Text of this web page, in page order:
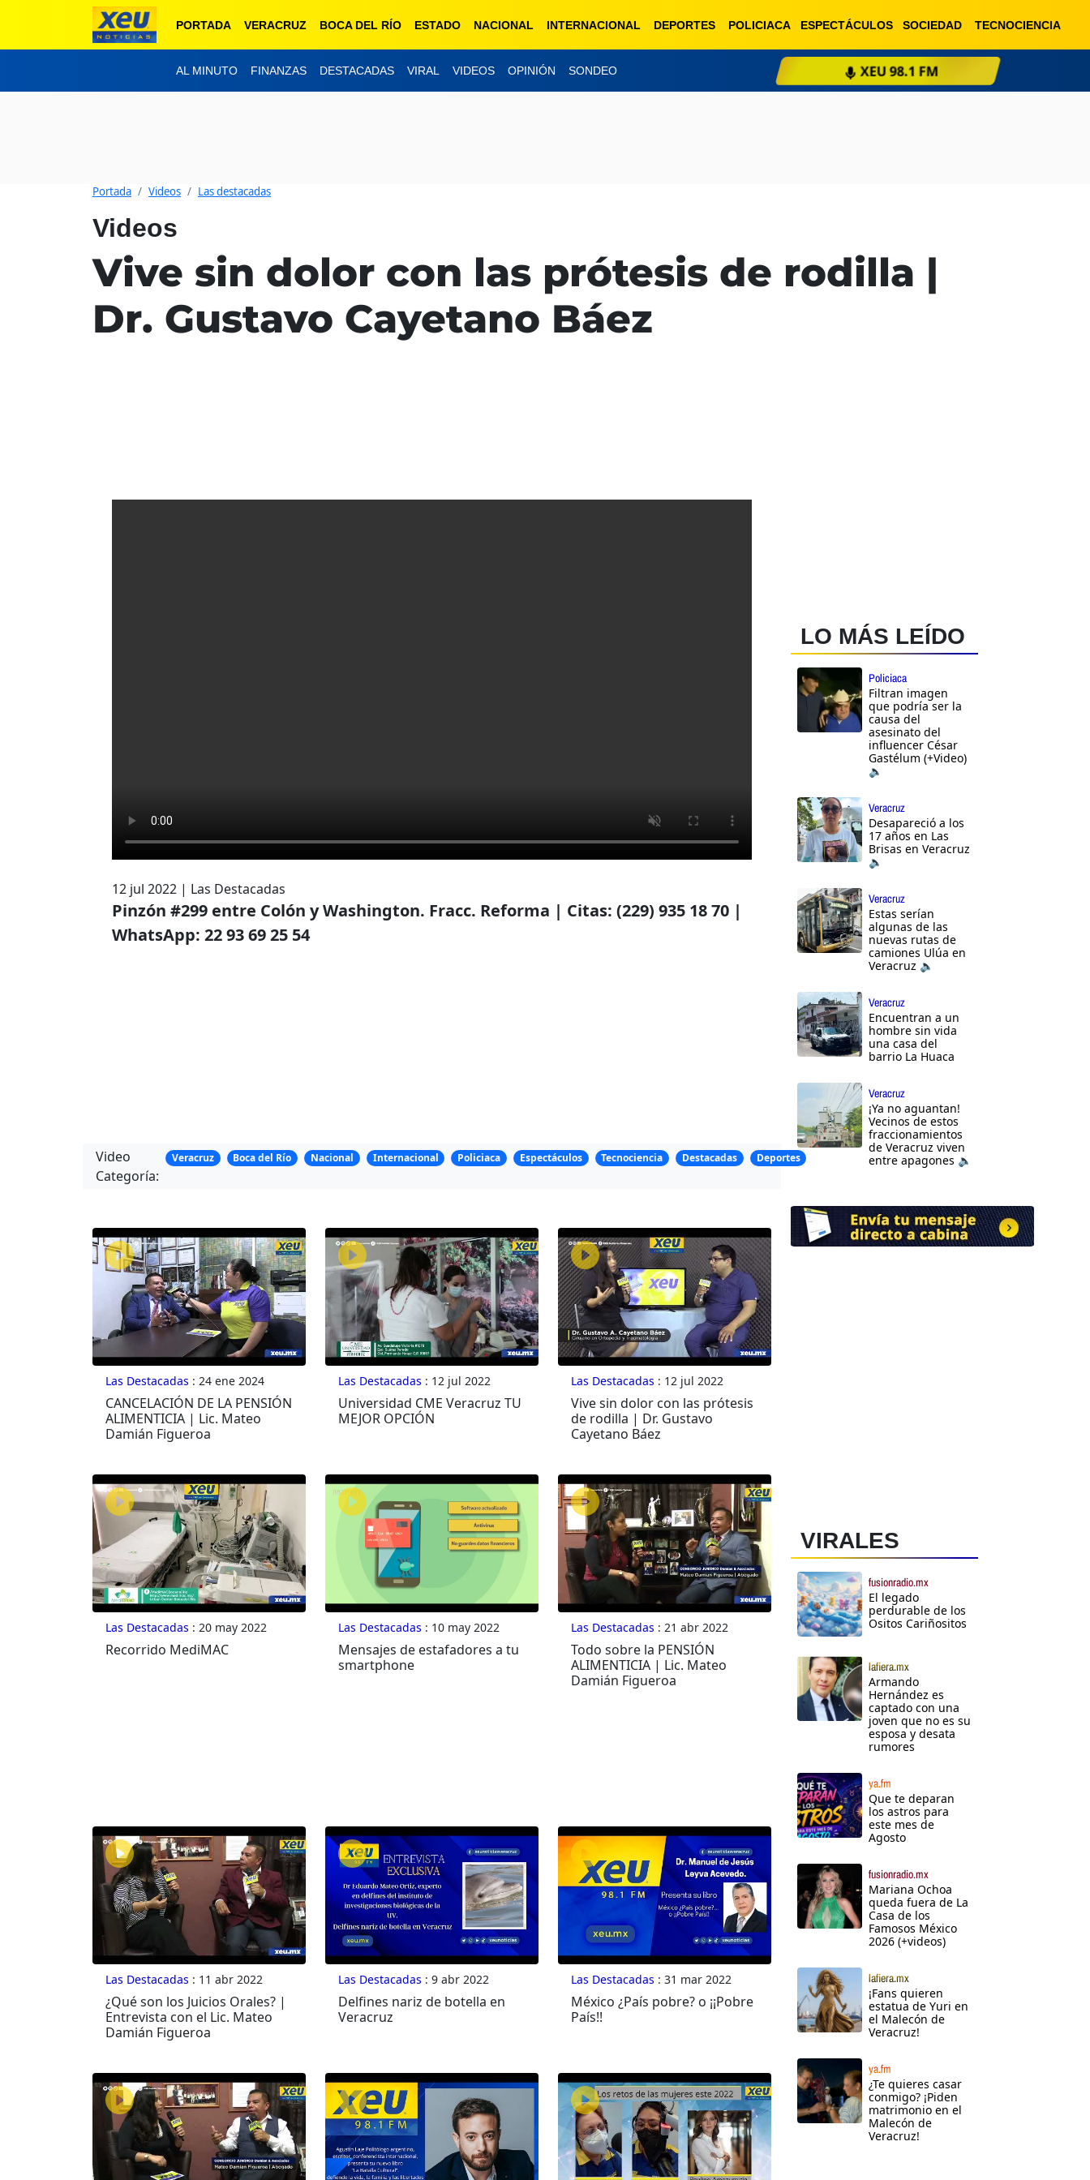
PORTADA VERACRUZ BOCA DEL RÍO ESTADO NACIONAL INTERNACIONAL DEPORTES POLICIACA ESPECTÁCULOS SOCIEDAD TECNOCIENCIA
AL MINUTO FINANZAS DESTACADAS VIRAL VIDEOS OPINIÓN SONDEO XEU 98.1 FM
Portada Videos Las destacadas
Videos
Vive sin dolor con las prótesis de rodilla |
Dr. Gustavo Cayetano Báez
12 jul 2022 | Las Destacadas
Pinzón #299 entre Colón y Washington. Fracc. Reforma | Citas: (229) 935 18 70 |
WhatsApp: 22 93 69 25 54
Video
Categoría:
Veracruz Boca del Río Nacional Internacional Policiaca Espectáculos Tecnociencia Destacadas Deportes
Las Destacadas : 24 ene 2024
CANCELACIÓN DE LA PENSIÓN
ALIMENTICIA | Lic. Mateo
Damián Figueroa
Las Destacadas : 12 jul 2022
Universidad CME Veracruz TU
MEJOR OPCIÓN
Las Destacadas : 12 jul 2022
Vive sin dolor con las prótesis
de rodilla | Dr. Gustavo
Cayetano Báez
Las Destacadas : 20 may 2022
Recorrido MediMAC
Las Destacadas : 10 may 2022
Mensajes de estafadores a tu
smartphone
Las Destacadas : 21 abr 2022
Todo sobre la PENSIÓN
ALIMENTICIA | Lic. Mateo
Damián Figueroa
Las Destacadas : 11 abr 2022
¿Qué son los Juicios Orales? |
Entrevista con el Lic. Mateo
Damián Figueroa
Las Destacadas : 9 abr 2022
Delfines nariz de botella en
Veracruz
Las Destacadas : 31 mar 2022
México ¿País pobre? o ¡¡Pobre
País!!
LO MÁS LEÍDO
Policiaca
Filtran imagen
que podría ser la
causa del
asesinato del
influencer César
Gastélum (+Video)
🔈
Veracruz
Desapareció a los
17 años en Las
Brisas en Veracruz
🔈
Veracruz
Estas serían
algunas de las
nuevas rutas de
camiones Ulúa en
Veracruz 🔈
Veracruz
Encuentran a un
hombre sin vida
una casa del
barrio La Huaca
Veracruz
¡Ya no aguantan!
Vecinos de estos
fraccionamientos
de Veracruz viven
entre apagones 🔈
VIRALES
fusionradio.mx
El legado
perdurable de los
Ositos Cariñositos
lafiera.mx
Armando
Hernández es
captado con una
joven que no es su
esposa y desata
rumores
ya.fm
Que te deparan
los astros para
este mes de
Agosto
fusionradio.mx
Mariana Ochoa
queda fuera de La
Casa de los
Famosos México
2026 (+videos)
lafiera.mx
¡Fans quieren
estatua de Yuri en
el Malecón de
Veracruz!
ya.fm
¿Te quieres casar
conmigo? ¡Piden
matrimonio en el
Malecón de
Veracruz!